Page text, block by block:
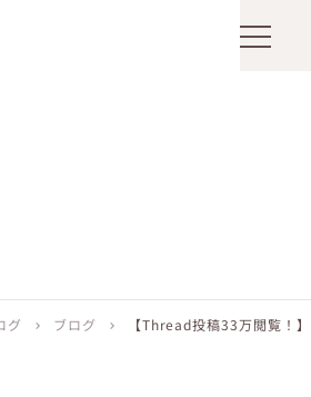
メニュ
グ chevron_right ブログ chevron_right 【Thread投稿33万閲覧！】